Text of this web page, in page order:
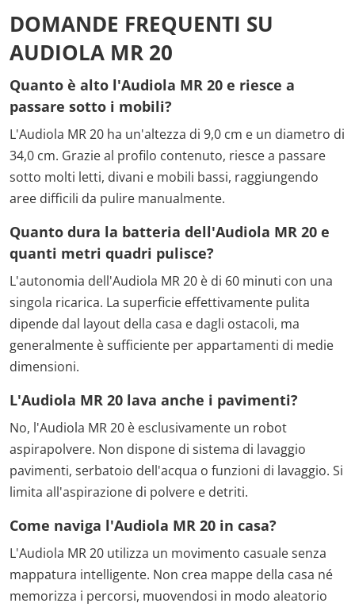
DOMANDE FREQUENTI SU
AUDIOLA MR 20
Quanto è alto l'Audiola MR 20 e riesce a
passare sotto i mobili?
L'Audiola MR 20 ha un'altezza di 9,0 cm e un diametro di
34,0 cm. Grazie al profilo contenuto, riesce a passare
sotto molti letti, divani e mobili bassi, raggiungendo
aree difficili da pulire manualmente.
Quanto dura la batteria dell'Audiola MR 20 e
quanti metri quadri pulisce?
L'autonomia dell'Audiola MR 20 è di 60 minuti con una
singola ricarica. La superficie effettivamente pulita
dipende dal layout della casa e dagli ostacoli, ma
generalmente è sufficiente per appartamenti di medie
dimensioni.
L'Audiola MR 20 lava anche i pavimenti?
No, l'Audiola MR 20 è esclusivamente un robot
aspirapolvere. Non dispone di sistema di lavaggio
pavimenti, serbatoio dell'acqua o funzioni di lavaggio. Si
limita all'aspirazione di polvere e detriti.
Come naviga l'Audiola MR 20 in casa?
L'Audiola MR 20 utilizza un movimento casuale senza
mappatura intelligente. Non crea mappe della casa né
memorizza i percorsi, muovendosi in modo aleatorio